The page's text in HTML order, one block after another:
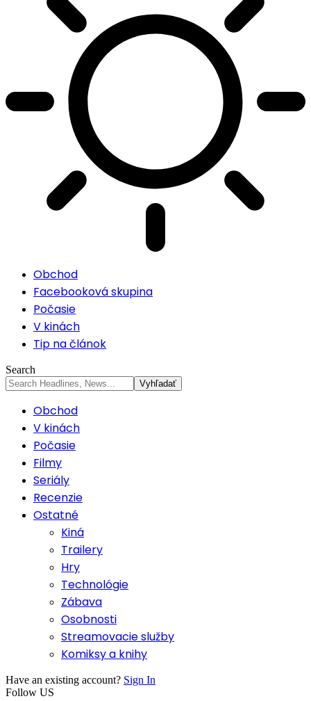
Obchod
Facebooková skupina
Počasie
V kinách
Tip na článok
Search
Obchod
V kinách
Počasie
Filmy
Seriály
Recenzie
Ostatné
Kiná
Trailery
Hry
Technológie
Zábava
Osobnosti
Streamovacie služby
Komiksy a knihy
Have an existing account? Sign In
Follow US